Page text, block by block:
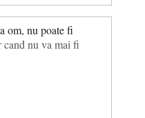
senzaţii de veselie,
îndrăgosteşti la prima
sistemul limbic îţi
înseamnă altceva
Societatea te înşală:
durează trei
om, nu poate fi
cand nu va mai fi